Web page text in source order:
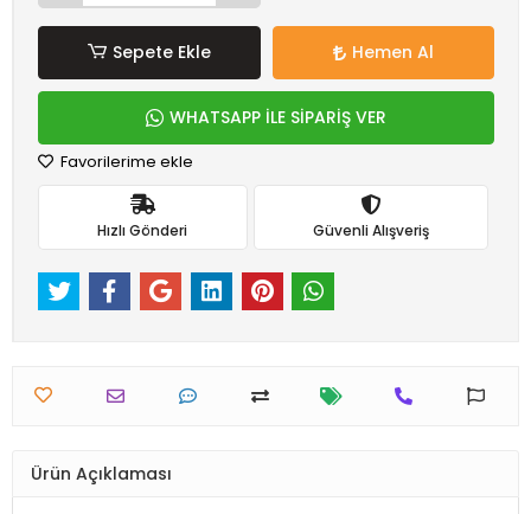
Sepete Ekle Hemen Al
WHATSAPP İLE SİPARİŞ VER
Favorilerime ekle
Hızlı Gönderi Güvenli Alışveriş
Ürün Açıklaması